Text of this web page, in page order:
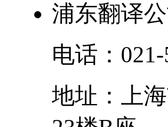
浦东翻译公
电话：
地址：
上